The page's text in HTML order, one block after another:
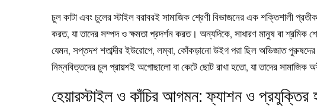
চুল কাটা এবং চুলের স্টাইল বরাবরই সামাজিক শ্রেণী বিভাজনের এক শক্তিশালী
করত, যা তাদের সম্পদ ও ক্ষমতা প্রদর্শন করত। অন্যদিকে, সাধারণ মানুষ বা শ্রমিক
যেমন, সপ্তদশ শতাব্দীর ইউরোপে, লম্বা, কোঁকড়ানো উইগ পরা ছিল অভিজাত
নিম্নবিত্তদের চুল প্রায়শই অগোছালো বা কেটে ছোট রাখা হতো, যা তাদের সামাজিক
হেয়ারস্টাইল ও কাঁচির আগমন: ফ্যাশন ও প্রযুক্তির